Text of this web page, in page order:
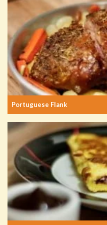
Portuguese Flank